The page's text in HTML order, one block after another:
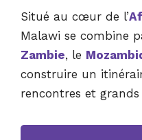
Situé au cœur de l’
Malawi se combine
Zambie, le
construire un
rencontres et